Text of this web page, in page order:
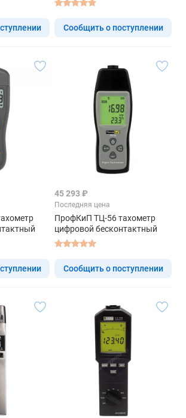
Сообщить о поступлении
45 293 ₽
Последняя цена
ПрофКиП ТЦ-56 тахометр
цифровой бесконтактный
Сообщить о поступлении